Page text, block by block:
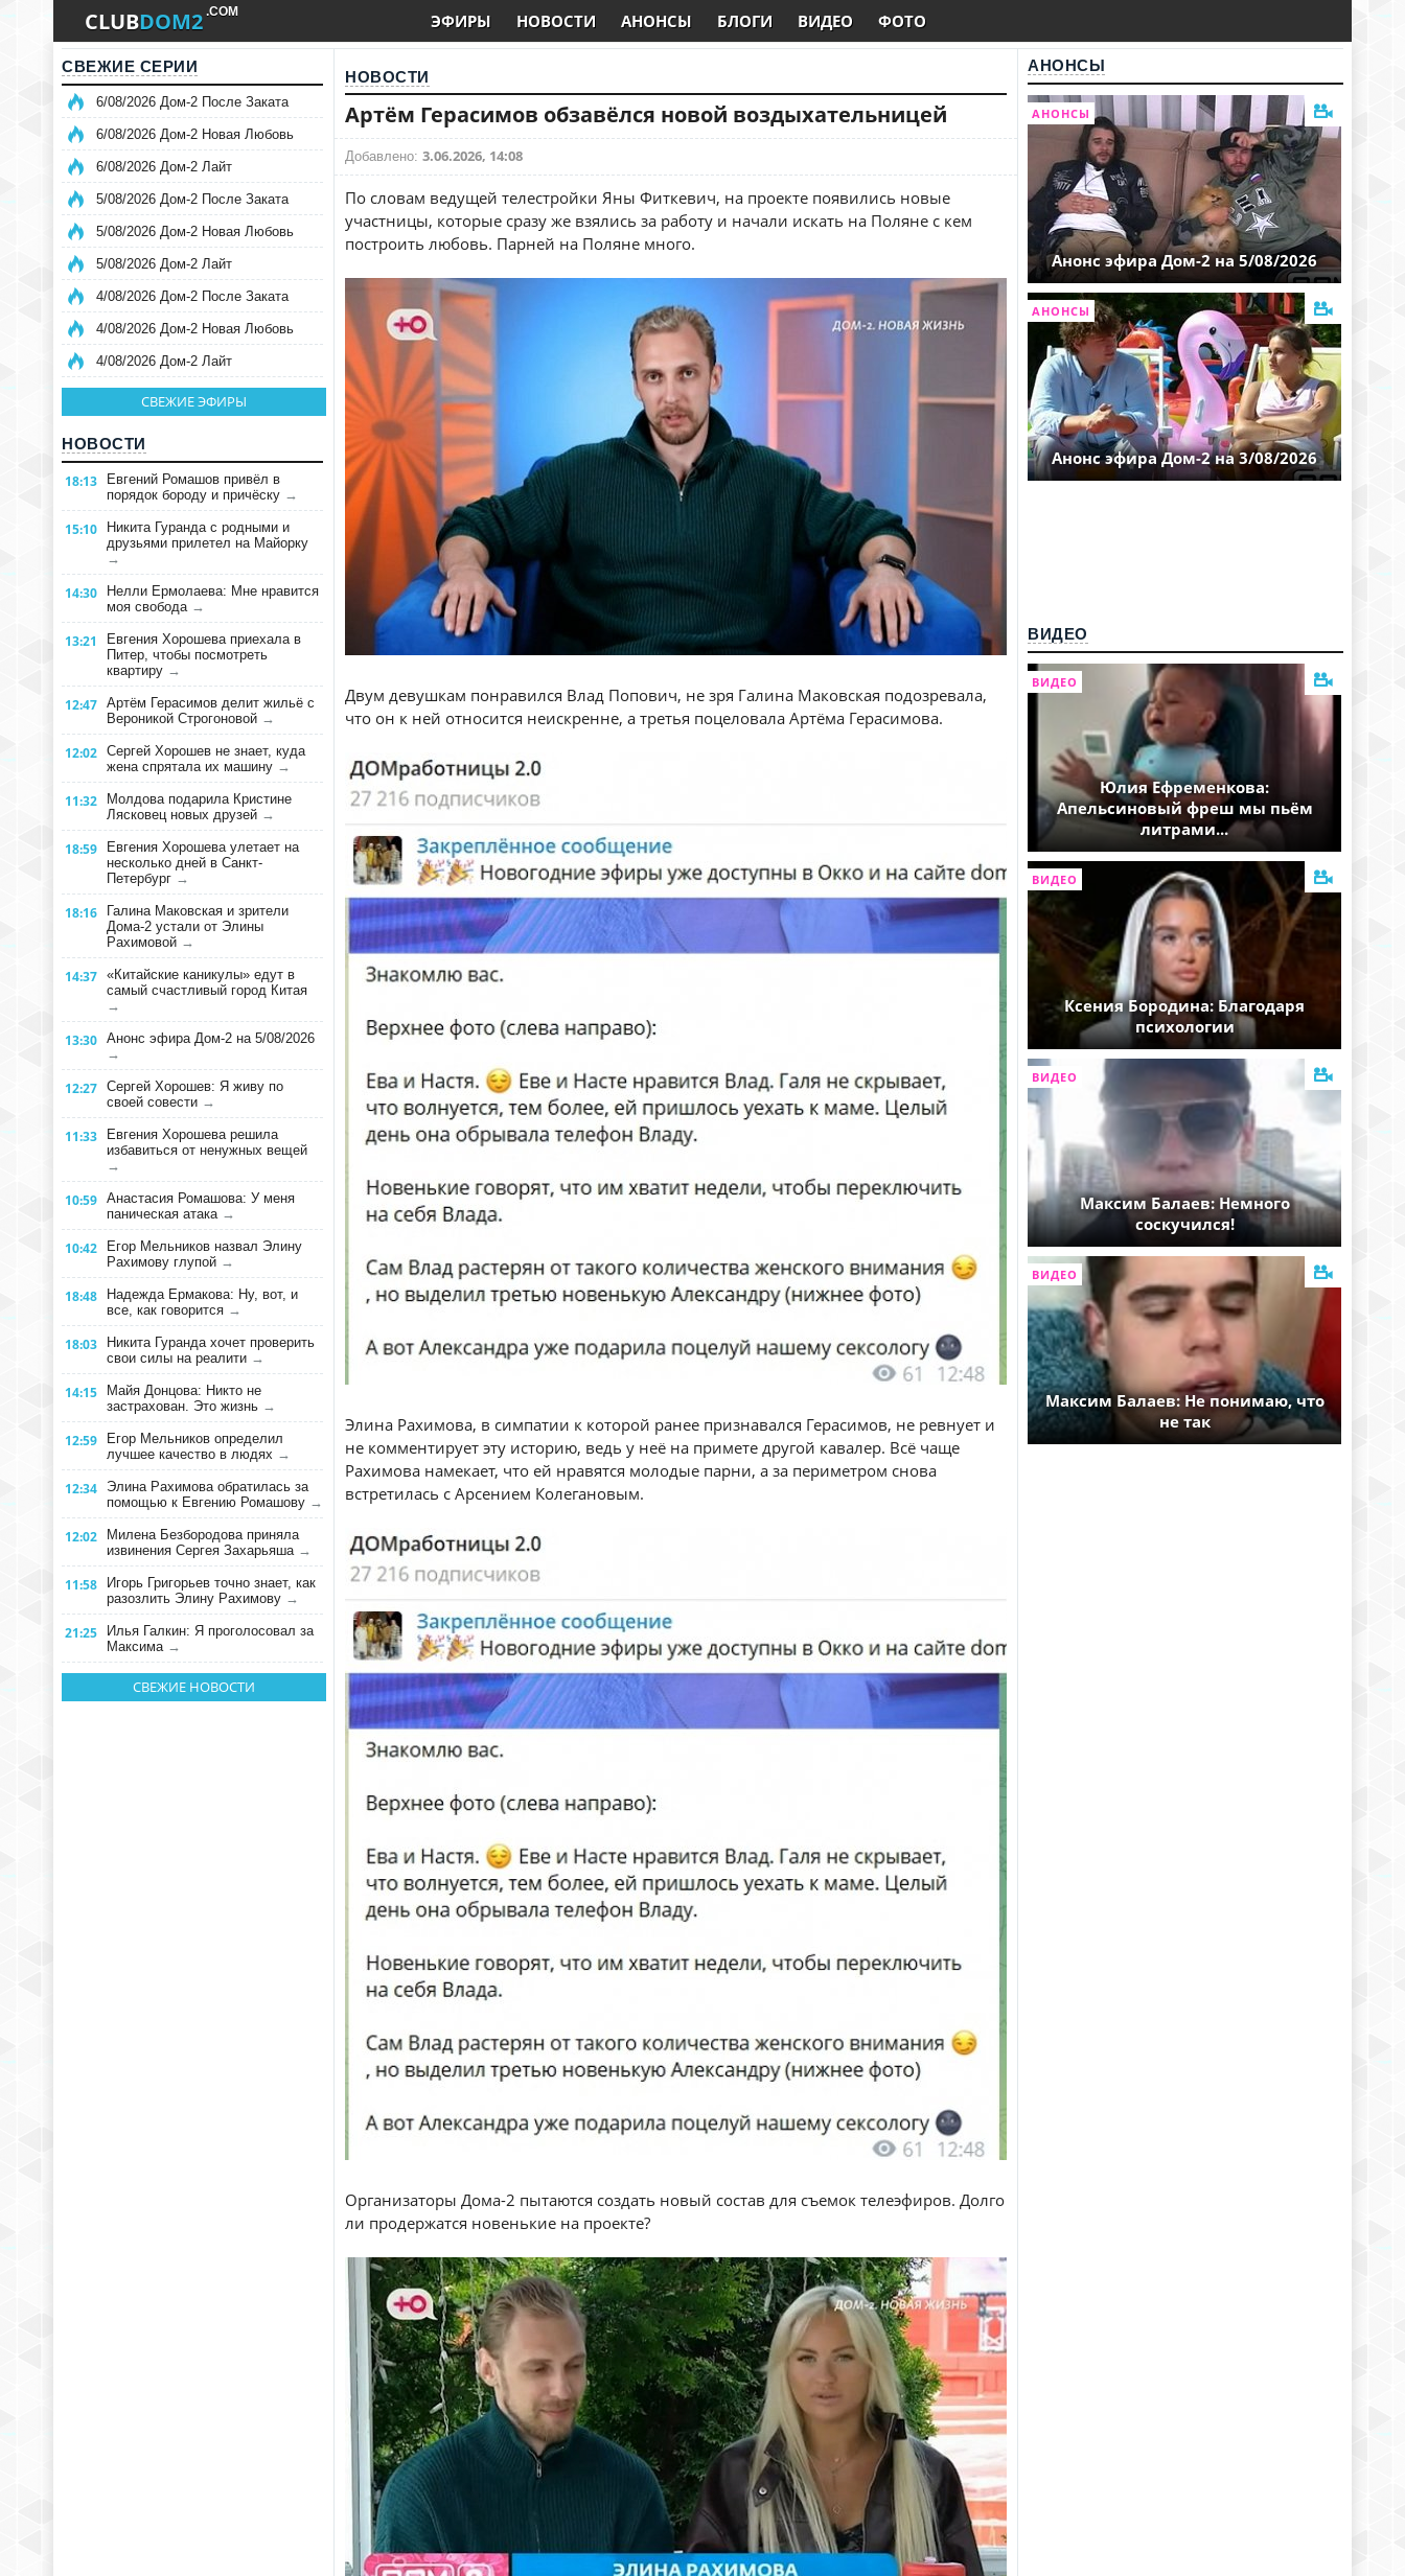
CLUBDOM2 .COM ЭФИРЫ НОВОСТИ АНОНСЫ БЛОГИ ВИДЕО ФОТО
СВЕЖИЕ СЕРИИ
6/08/2026 Дом-2 После Заката
6/08/2026 Дом-2 Новая Любовь
6/08/2026 Дом-2 Лайт
5/08/2026 Дом-2 После Заката
5/08/2026 Дом-2 Новая Любовь
5/08/2026 Дом-2 Лайт
4/08/2026 Дом-2 После Заката
4/08/2026 Дом-2 Новая Любовь
4/08/2026 Дом-2 Лайт
СВЕЖИЕ ЭФИРЫ
НОВОСТИ
18:13
Евгений Ромашов привёл в
порядок бороду и причёску →
15:10
Никита Гуранда с родными и
друзьями прилетел на Майорку
→
14:30
Нелли Ермолаева: Мне нравится
моя свобода →
13:21
Евгения Хорошева приехала в
Питер, чтобы посмотреть
квартиру →
12:47 Артём Герасимов делит жильё с
Вероникой Строгоновой →
12:02 Сергей Хорошев не знает, куда
жена спрятала их машину →
11:32
Молдова подарила Кристине
Лясковец новых друзей →
18:59
Евгения Хорошева улетает на
несколько дней в Санкт-
Петербург →
18:16
Галина Маковская и зрители
Дома-2 устали от Элины
Рахимовой →
14:37 «Китайские каникулы» едут в
самый счастливый город Китая
→
13:30 Анонс эфира Дом-2 на 5/08/2026
→
12:27 Сергей Хорошев: Я живу по
своей совести →
11:33
Евгения Хорошева решила
избавиться от ненужных вещей
→
10:59 Анастасия Ромашова: У меня
паническая атака →
10:42
Егор Мельников назвал Элину
Рахимову глупой →
18:48
Надежда Ермакова: Ну, вот, и
все, как говорится →
18:03
Никита Гуранда хочет проверить
свои силы на реалити →
14:15
Майя Донцова: Никто не
застрахован. Это жизнь →
12:59
Егор Мельников определил
лучшее качество в людях →
12:34
Элина Рахимова обратилась за
помощью к Евгению Ромашову →
12:02
Милена Безбородова приняла
извинения Сергея Захарьяша →
11:58
Игорь Григорьев точно знает, как
разозлить Элину Рахимову →
21:25
Илья Галкин: Я проголосовал за
Максима →
СВЕЖИЕ НОВОСТИ
НОВОСТИ
Артём Герасимов обзавёлся новой воздыхательницей
Добавлено: 3.06.2026, 14:08
По словам ведущей телестройки Яны Фиткевич, на проекте появились новые
участницы, которые сразу же взялись за работу и начали искать на Поляне с кем
построить любовь. Парней на Поляне много.
Двум девушкам понравился Влад Попович, не зря Галина Маковская подозревала,
что он к ней относится неискренне, а третья поцеловала Артёма Герасимова.
Элина Рахимова, в симпатии к которой ранее признавался Герасимов, не ревнует и
не комментирует эту историю, ведь у неё на примете другой кавалер. Всё чаще
Рахимова намекает, что ей нравятся молодые парни, а за периметром снова
встретилась с Арсением Колегановым.
Организаторы Дома-2 пытаются создать новый состав для съемок телеэфиров. Долго
ли продержатся новенькие на проекте?
АНОНСЫ
АНОНСЫ
Анонс эфира Дом-2 на 5/08/2026
АНОНСЫ
Анонс эфира Дом-2 на 3/08/2026
ВИДЕО
ВИДЕО
Юлия Ефременкова:
Апельсиновый фреш мы пьём
литрами...
ВИДЕО
Ксения Бородина: Благодаря
психологии
ВИДЕО
Максим Балаев: Немного
соскучился!
ВИДЕО
Максим Балаев: Не понимаю, что
не так